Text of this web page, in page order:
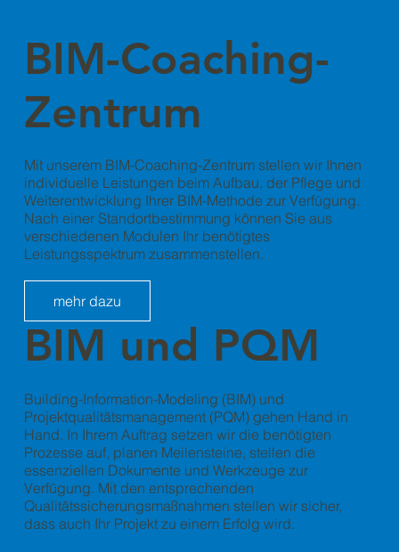
BIM-Coaching-
Zentrum
Mit unserem BIM-Coaching-Zentrum stellen wir Ihnen
individuelle Leistungen beim Aufbau, der Pflege und
Weiterentwicklung Ihrer BIM-Methode zur Verfügung.
Nach einer Standortbestimmung können Sie aus
verschiedenen Modulen Ihr benötigtes
Leistungsspektrum zusammenstellen.
mehr dazu
BIM und PQM
Building-Information-Modeling (BIM) und
Projektqualitätsmanagement (PQM) gehen Hand in
Hand. In Ihrem Auftrag setzen wir die benötigten
Prozesse auf, planen Meilensteine, stellen die
essenziellen Dokumente und Werkzeuge zur
Verfügung. Mit den entsprechenden
Qualitätssicherungsmaßnahmen stellen wir sicher,
dass auch Ihr Projekt zu einem Erfolg wird.